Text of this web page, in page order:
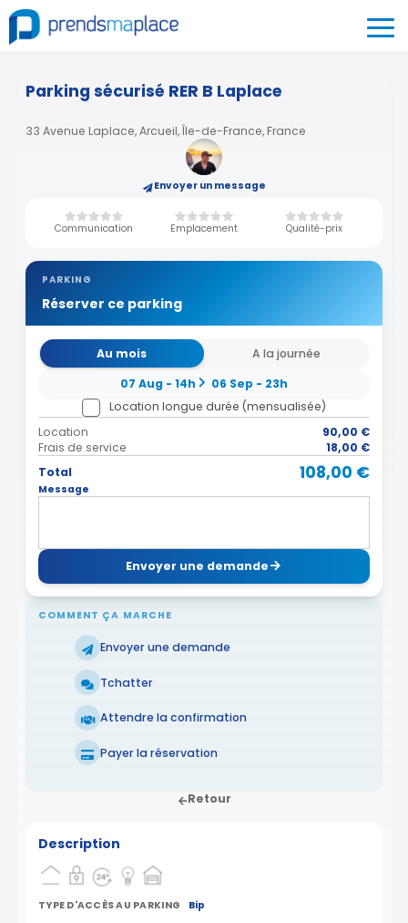
Parking sécurisé RER B Laplace
33 Avenue Laplace, Arcueil, Île-de-France, France
Envoyer un message
Communication Emplacement Qualité-prix
PARKING
Réserver ce parking
Au mois
A la journée
07 Aug - 14h
06 Sep - 23h
Location longue durée (mensualisée)
Location
90,00 €
Frais de service
18,00 €
Total
108,00 €
Message
Envoyer une demande
COMMENT ÇA MARCHE
Envoyer une demande
Tchatter
Attendre la confirmation
Payer la réservation
Retour
Description
TYPE D'ACCÈS AU PARKING Bip